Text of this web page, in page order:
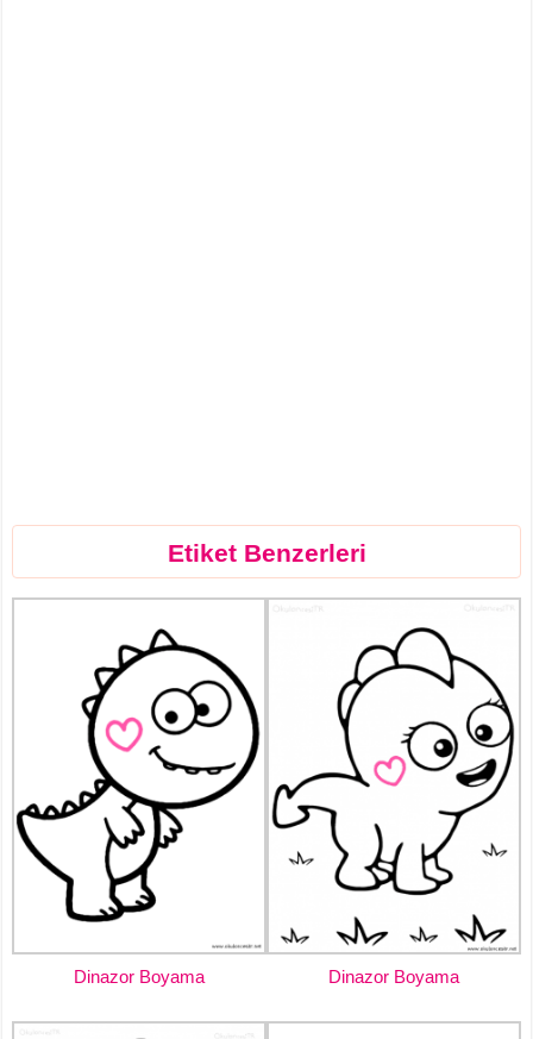
Etiket Benzerleri
Dinazor Boyama Dinazor Boyama